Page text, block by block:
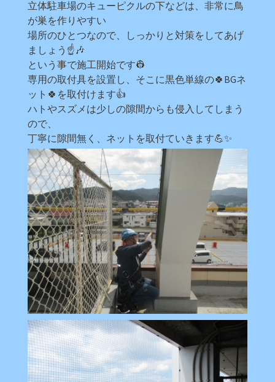
立体駐車場のキューピクルの下などは、非常に鳥
が巣を作りやすい
場所のひとつなので、しっかりと対策をしてあげ
ましょう☝🎶
という事で施工開始です👷
専用の取付具を設置し、そこに黒色単線の🍀BGネ
ット🍀を取付けます👍
ハトやスズメは少しの隙間からも侵入してしまう
ので、
丁寧に隙間無く、ネットを取付ていきます💪✨